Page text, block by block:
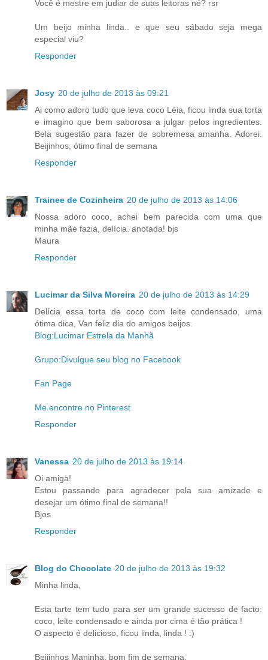
Você é mestre em judiar de suas leitoras né? rsr
Um beijo minha linda.. e que seu sábado seja mega
especial viu?
Responder
Josy 20 de julho de 2013 às 09:21
Ai como adoro tudo que leva coco Léia, ficou linda sua torta
e imagino que bem saborosa a julgar pelos ingredientes.
Bela sugestão para fazer de sobremesa amanha. Adorei.
Beijinhos, ótimo final de semana
Responder
Trainee de Cozinheira 20 de julho de 2013 às 14:06
Nossa adoro coco, achei bem parecida com uma que
minha mãe fazia, delícia. anotada! bjs
Maura
Responder
Lucimar da Silva Moreira 20 de julho de 2013 às 14:29
Delícia essa torta de coco com leite condensado, uma
ótima dica, Van feliz dia do amigos beijos.
Blog:Lucimar Estrela da Manhã
Grupo:Divulgue seu blog no Facebook
Fan Page
Me encontre no Pinterest
Responder
Vanessa 20 de julho de 2013 às 19:14
Oi amiga!
Estou passando para agradecer pela sua amizade e
desejar um ótimo final de semana!!
Bjos
Responder
Blog do Chocolate 20 de julho de 2013 às 19:32
Minha linda,
Esta tarte tem tudo para ser um grande sucesso de facto:
coco, leite condensado e ainda por cima é tão prática !
O aspecto é delicioso, ficou linda, linda ! :)
Beijinhos Maninha, bom fim de semana,